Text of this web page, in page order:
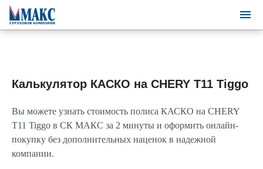
Калькулятор КАСКО на CHERY T11 Tiggo
Вы можете узнать стоимость полиса КАСКО на CHERY
T11 Tiggo в СК МАКС за 2 минуты и оформить онлайн-
покупку без дополнительных наценок в надежной
компании.